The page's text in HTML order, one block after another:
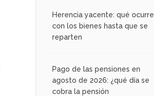
Herencia yacente: qué ocurre
con los bienes hasta que se
reparten
Pago de las pensiones en
agosto de 2026: ¿qué día se
cobra la pensión